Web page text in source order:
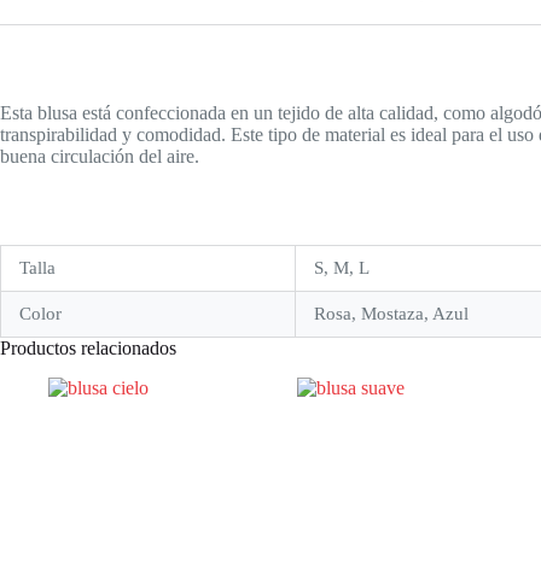
Esta blusa está confeccionada en un tejido de alta calidad, como
transpirabilidad y comodidad. Este tipo de material es ideal para el
buena circulación del aire.
Talla S, M, L
Color Rosa, Mostaza, Azul
Productos relacionados